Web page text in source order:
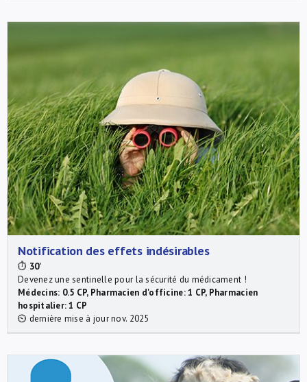
Notification des effets indésirables
⏱ 30'
Devenez une sentinelle pour la sécurité du médicament !
Médecins: 0.5 CP, Pharmacien d'officine: 1 CP, Pharmacien
hospitalier: 1 CP
⏲ dernière mise à jour nov. 2025